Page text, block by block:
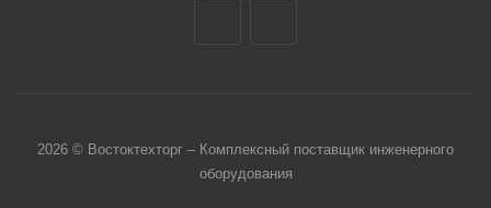
2026 © Востоктехторг – Комплексный поставщик инженерного
оборудования